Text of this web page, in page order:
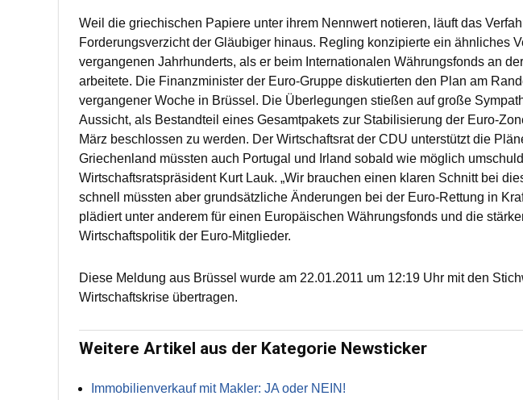
Weil die griechischen Papiere unter ihrem Nennwert notieren, läuft das
Forderungsverzicht der Gläubiger hinaus. Regling konzipierte ein ähnliches
vergangenen Jahrhunderts, als er beim Internationalen Währungsfonds an
arbeitete. Die Finanzminister der Euro-Gruppe diskutierten den Plan am
vergangener Woche in Brüssel. Die Überlegungen stießen auf große
Aussicht, als Bestandteil eines Gesamtpakets zur Stabilisierung der Euro-
März beschlossen zu werden. Der Wirtschaftsrat der CDU unterstützt die
Griechenland müssten auch Portugal und Irland sobald wie möglich
Wirtschaftsratspräsident Kurt Lauk. „Wir brauchen einen klaren Schnitt bei
schnell müssten aber grundsätzliche Änderungen bei der Euro-Rettung in
plädiert unter anderem für einen Europäischen Währungsfonds und die
Wirtschaftspolitik der Euro-Mitglieder.
Diese Meldung aus Brüssel wurde am 22.01.2011 um 12:19 Uhr mit den
Wirtschaftskrise übertragen.
Weitere Artikel aus der Kategorie Newsticker
Immobilienverkauf mit Makler: JA oder NEIN!